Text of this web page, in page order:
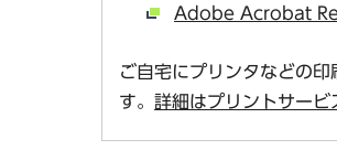
Adobe Acrobat
ご自宅にプリンタなどの
す。 詳細はプリントサービ